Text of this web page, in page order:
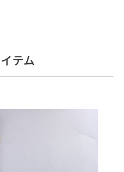
テム